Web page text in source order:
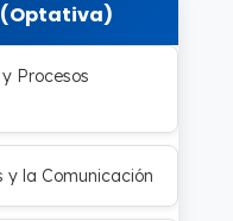
(Optativa)
Procesos
y la Comunicación